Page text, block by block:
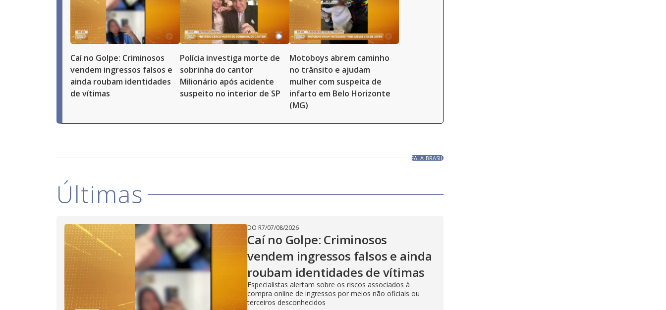
Caí no Golpe: Criminosos
vendem ingressos falsos e
ainda roubam identidades
de vítimas
Polícia investiga morte de
sobrinha do cantor
Milionário após acidente
suspeito no interior de SP
Motoboys abrem caminho
no trânsito e ajudam
mulher com suspeita de
infarto em Belo Horizonte
(MG)
FALA-BRASIL
Últimas
DO R7/07/08/2026
Caí no Golpe: Criminosos
vendem ingressos falsos e ainda
roubam identidades de vítimas
Especialistas alertam sobre os riscos associados à
compra online de ingressos por meios não oficiais ou
terceiros desconhecidos